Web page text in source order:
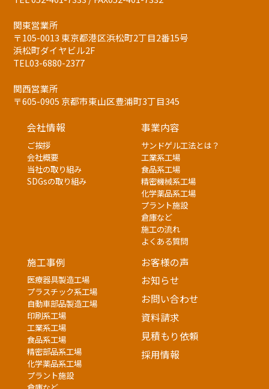
関東営業所
〒105-0013 東京都港区浜松町2丁目2番15号
浜松町ダイヤビル2F
TEL03-6880-2377
関西営業所
〒605-0905 京都市東山区豊浦町3丁目345
会社情報
ご挨拶
会社概要
当社の取り組み
SDGsの取り組み
事業内容
サンドゲル工法とは？
工業系工場
食品系工場
精密機械系工場
化学薬品系工場
プラント施設
倉庫など
施工の流れ
よくある質問
施工事例
医療器具製造工場
プラスチック系工場
自動車部品製造工場
印刷系工場
工業系工場
食品系工場
精密部品系工場
化学薬品系工場
プラント施設
お客様の声
お知らせ
お問い合わせ
資料請求
見積もり依頼
採用情報